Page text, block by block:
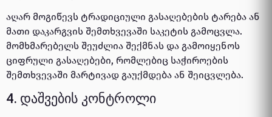
აღარ მოგიწევს ტრადიციული გასაღებების ტარება ან
მათი დაკარგვის შემთხვევაში საკეტის გამოცვლა.
მომხმარებელს შეუძლია შექმნას და გამოიყენოს
ციფრული გასაღებები, რომლებიც საჭიროების
შემთხვევაში მარტივად გაუქმდება ან შეიცვლება.
4. დაშვების კონტროლი